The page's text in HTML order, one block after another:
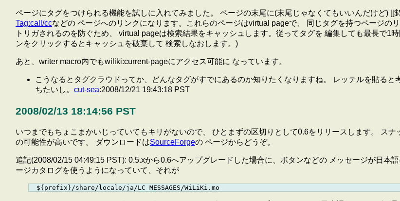
ページにタグをつけられる機能を試しに入れてみました。 ページの末尾に(末尾じゃなくてもいいんだけど)
Tag:call/ccなどの ページへのリンクになります。これらのページはvirtual pageで、 同じタグを持つページの
トリガされるのを防ぐため、 virtual pageは検索結果をキャッシュします。従ってタグを 編集しても最長で1
ンをクリックするとキャッシュを破棄して 検索しなおします。)
あと、writer macro内でもwiliki:current-pageにアクセス可能に なっています。
こうなるとタグクラウドってか、どんなタグがすでにあるのか知りたくなりますね。 レッテルを貼る
ちたいし。 cut-sea:2008/12/21 19:43:18 PST
2008/02/13 18:14:56 PST
いつまでもちょこまかいじっていてもキリがないので、 ひとまずの区切りとして0.6をリリースします。 ス
の可能性が高いです。 ダウンロードはSourceForgeの ページからどうぞ。
追記(2008/02/15 04:49:15 PST): 0.5.xから0.6へアップグレードした場合に、ボタンなどの メッセージが日本
ージカタログを使うようになっていて、それが